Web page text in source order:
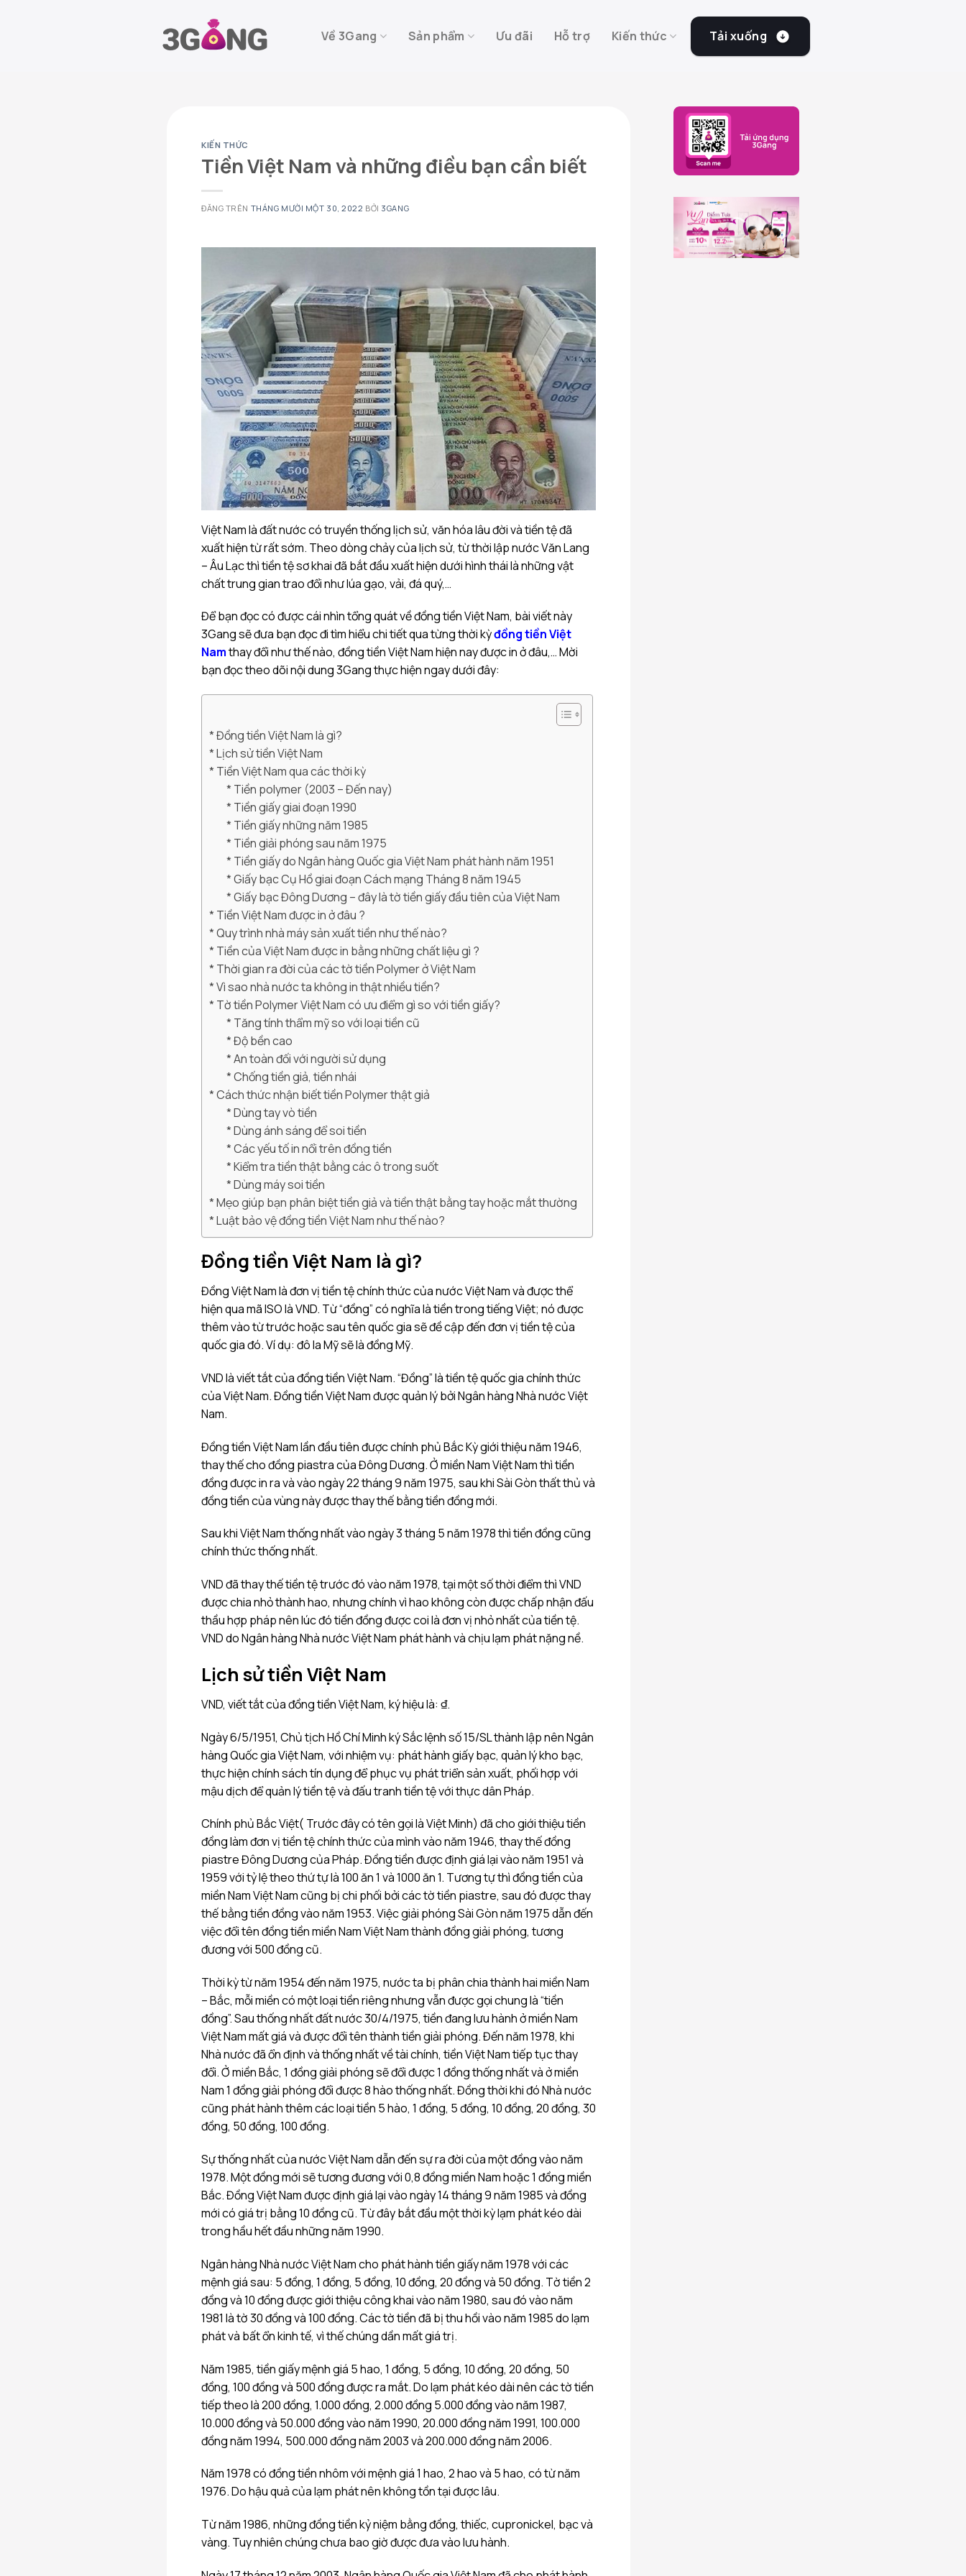
Về 3Gang Sản phẩm Ưu đãi Hỗ trợ Kiến thức Tải xuống
KIẾN THỨC
Tiền Việt Nam và những điều bạn cần biết
ĐĂNG TRÊN THÁNG MƯỜI MỘT 30, 2022 BỞI 3GANG
Việt Nam là đất nước có truyền thống lịch sử, văn hóa lâu đời và tiền tệ đã
xuất hiện từ rất sớm. Theo dòng chảy của lịch sử, từ thời lập nước Văn Lang
– Âu Lạc thì tiền tệ sơ khai đã bắt đầu xuất hiện dưới hình thái là những vật
chất trung gian trao đổi như lúa gạo, vải, đá quý,…
Để bạn đọc có được cái nhìn tổng quát về đồng tiền Việt Nam, bài viết này
3Gang sẽ đưa bạn đọc đi tìm hiểu chi tiết qua từng thời kỳđồng tiền Việt
Namthay đổi như thế nào, đồng tiền Việt Nam hiện nay được in ở đâu,… Mời
bạn đọc theo dõi nội dung 3Gang thực hiện ngay dưới đây:
Đồng tiền Việt Nam là gì?
Lịch sử tiền Việt Nam
Tiền Việt Nam qua các thời kỳ
Tiền polymer (2003 – Đến nay)
Tiền giấy giai đoạn 1990
Tiền giấy những năm 1985
Tiền giải phóng sau năm 1975
Tiền giấy do Ngân hàng Quốc gia Việt Nam phát hành năm 1951
Giấy bạc Cụ Hồ giai đoạn Cách mạng Tháng 8 năm 1945
Giấy bạc Đông Dương – đây là tờ tiền giấy đầu tiên của Việt Nam
Tiền Việt Nam được in ở đâu ?
Quy trình nhà máy sản xuất tiền như thế nào?
Tiền của Việt Nam được in bằng những chất liệu gì ?
Thời gian ra đời của các tờ tiền Polymer ở Việt Nam
Vì sao nhà nước ta không in thật nhiều tiền?
Tờ tiền Polymer Việt Nam có ưu điểm gì so với tiền giấy?
Tăng tính thẩm mỹ so với loại tiền cũ
Độ bền cao
An toàn đối với người sử dụng
Chống tiền giả, tiền nhái
Cách thức nhận biết tiền Polymer thật giả
Dùng tay vò tiền
Dùng ánh sáng để soi tiền
Các yếu tố in nổi trên đồng tiền
Kiểm tra tiền thật bằng các ô trong suốt
Dùng máy soi tiền
Mẹo giúp bạn phân biệt tiền giả và tiền thật bằng tay hoặc mắt thường
Luật bảo vệ đồng tiền Việt Nam như thế nào?
Đồng tiền Việt Nam là gì?
Đồng Việt Nam là đơn vị tiền tệ chính thức của nước Việt Nam và được thể
hiện qua mã ISO là VND. Từ “đồng” có nghĩa là tiền trong tiếng Việt; nó được
thêm vào từ trước hoặc sau tên quốc gia sẽ đề cập đến đơn vị tiền tệ của
quốc gia đó. Ví dụ: đô la Mỹ sẽ là đồng Mỹ.
VND là viết tắt của đồng tiền Việt Nam. “Đồng” là tiền tệ quốc gia chính thức
của Việt Nam. Đồng tiền Việt Nam được quản lý bởi Ngân hàng Nhà nước Việt
Nam.
Đồng tiền Việt Nam lần đầu tiên được chính phủ Bắc Kỳ giới thiệu năm 1946,
thay thế cho đồng piastra của Đông Dương. Ở miền Nam Việt Nam thì tiền
đồng được in ra và vào ngày 22 tháng 9 năm 1975, sau khi Sài Gòn thất thủ và
đồng tiền của vùng này được thay thế bằng tiền đồng mới.
Sau khi Việt Nam thống nhất vào ngày 3 tháng 5 năm 1978 thì tiền đồng cũng
chính thức thống nhất.
VND đã thay thế tiền tệ trước đó vào năm 1978, tại một số thời điểm thì VND
được chia nhỏ thành hao, nhưng chính vì hao không còn được chấp nhận đấu
thầu hợp pháp nên lúc đó tiền đồng được coi là đơn vị nhỏ nhất của tiền tệ.
VND do Ngân hàng Nhà nước Việt Nam phát hành và chịu lạm phát nặng nề.
Lịch sử tiền Việt Nam
VND, viết tắt của đồng tiền Việt Nam, ký hiệu là: ₫.
Ngày 6/5/1951, Chủ tịch Hồ Chí Minh ký Sắc lệnh số 15/SL thành lập nên Ngân
hàng Quốc gia Việt Nam, với nhiệm vụ: phát hành giấy bạc, quản lý kho bạc,
thực hiện chính sách tín dụng để phục vụ phát triển sản xuất, phối hợp với
mậu dịch để quản lý tiền tệ và đấu tranh tiền tệ với thực dân Pháp.
Chính phủ Bắc Việt( Trước đây có tên gọi là Việt Minh) đã cho giới thiệu tiền
đồng làm đơn vị tiền tệ chính thức của mình vào năm 1946, thay thế đồng
piastre Đông Dương của Pháp. Đồng tiền được định giá lại vào năm 1951 và
1959 với tỷ lệ theo thứ tự là 100 ăn 1 và 1000 ăn 1. Tương tự thì đồng tiền của
miền Nam Việt Nam cũng bị chi phối bởi các tờ tiền piastre, sau đó được thay
thế bằng tiền đồng vào năm 1953. Việc giải phóng Sài Gòn năm 1975 dẫn đến
việc đổi tên đồng tiền miền Nam Việt Nam thành đồng giải phóng, tương
đương với 500 đồng cũ.
Thời kỳ từ năm 1954 đến năm 1975, nước ta bị phân chia thành hai miền Nam
– Bắc, mỗi miền có một loại tiền riêng nhưng vẫn được gọi chung là “tiền
đồng”. Sau thống nhất đất nước 30/4/1975, tiền đang lưu hành ở miền Nam
Việt Nam mất giá và được đổi tên thành tiền giải phóng. Đến năm 1978, khi
Nhà nước đã ổn định và thống nhất về tài chính, tiền Việt Nam tiếp tục thay
đổi. Ở miền Bắc, 1 đồng giải phóng sẽ đổi được 1 đồng thống nhất và ở miền
Nam 1 đồng giải phóng đổi được 8 hào thống nhất. Đồng thời khi đó Nhà nước
cũng phát hành thêm các loại tiền 5 hào, 1 đồng, 5 đồng, 10 đồng, 20 đồng, 30
đồng, 50 đồng, 100 đồng.
Sự thống nhất của nước Việt Nam dẫn đến sự ra đời của một đồng vào năm
1978. Một đồng mới sẽ tương đương với 0,8 đồng miền Nam hoặc 1 đồng miền
Bắc. Đồng Việt Nam được định giá lại vào ngày 14 tháng 9 năm 1985 và đồng
mới có giá trị bằng 10 đồng cũ. Từ đây bắt đầu một thời kỳ lạm phát kéo dài
trong hầu hết đầu những năm 1990.
Ngân hàng Nhà nước Việt Nam cho phát hành tiền giấy năm 1978 với các
mệnh giá sau: 5 đồng, 1 đồng, 5 đồng, 10 đồng, 20 đồng và 50 đồng. Tờ tiền 2
đồng và 10 đồng được giới thiệu công khai vào năm 1980, sau đó vào năm
1981 là tờ 30 đồng và 100 đồng. Các tờ tiền đã bị thu hồi vào năm 1985 do lạm
phát và bất ổn kinh tế, vì thế chúng dần mất giá trị.
Năm 1985, tiền giấy mệnh giá 5 hao, 1 đồng, 5 đồng, 10 đồng, 20 đồng, 50
đồng, 100 đồng và 500 đồng được ra mắt. Do lạm phát kéo dài nên các tờ tiền
tiếp theo là 200 đồng, 1.000 đồng, 2.000 đồng 5.000 đồng vào năm 1987,
10.000 đồng và 50.000 đồng vào năm 1990, 20.000 đồng năm 1991, 100.000
đồng năm 1994, 500.000 đồng năm 2003 và 200.000 đồng năm 2006.
Năm 1978 có đồng tiền nhôm với mệnh giá 1 hao, 2 hao và 5 hao, có từ năm
1976. Do hậu quả của lạm phát nên không tồn tại được lâu.
Từ năm 1986, những đồng tiền kỷ niệm bằng đồng, thiếc, cupronickel, bạc và
vàng. Tuy nhiên chúng chưa bao giờ được đưa vào lưu hành.